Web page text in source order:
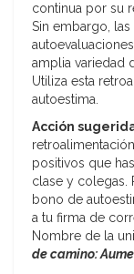
continua por su
Sin embargo,
amplia variedad
Utiliza esta
autoestima.
Acción
positivos que
clase y colegas.
bono de
a tu firma de
Nombre de la
de camino: